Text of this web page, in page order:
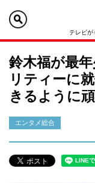
テレビが
鈴木福が最
リティーに
きるように
エンタメ総合